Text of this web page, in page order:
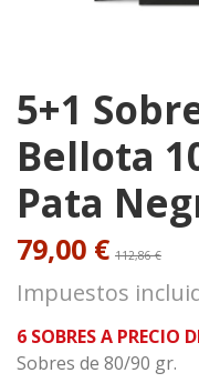
5+1
Bellota
Pata
79,00 € 112,86 €
Impuestos
6 SOBRES A PRECIO
Sobres de 80/90 gr.